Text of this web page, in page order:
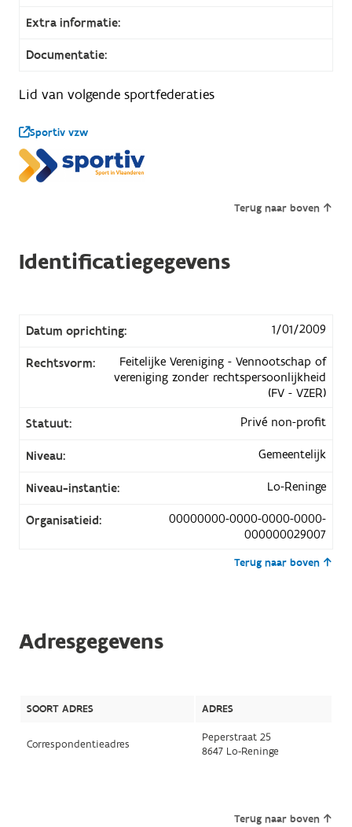
Extra informatie:
Documentatie:
Lid van volgende sportfederaties
Sportiv vzw
Terug naar boven
Identificatiegegevens
Datum oprichting: 1/01/2009
Rechtsvorm:
Feitelijke Vereniging - Vennootschap of
vereniging zonder rechtspersoonlijkheid
(FV - VZER)
Statuut:
Privé non-profit
Niveau: Gemeentelijk
Niveau-instantie: Lo-Reninge
Organisatieid:
00000000-0000-0000-0000-
000000029007
Terug naar boven
Adresgegevens
SOORT ADRES ADRES
Correspondentieadres
Peperstraat 25
8647 Lo-Reninge
Terug naar boven